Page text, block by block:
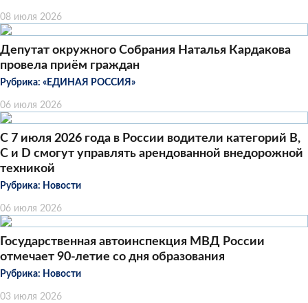
08 июля 2026
Депутат окружного Собрания Наталья Кардакова
провела приём граждан
Рубрика: «ЕДИНАЯ РОССИЯ»
06 июля 2026
С 7 июля 2026 года в России водители категорий B,
C и D смогут управлять арендованной внедорожной
техникой
Рубрика: Новости
06 июля 2026
Государственная автоинспекция МВД России
отмечает 90-летие со дня образования
Рубрика: Новости
03 июля 2026